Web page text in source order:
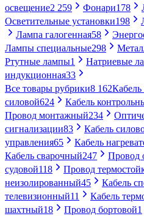
освещение2 259 Фонари178
Осветительные установки198
Лампа галогенная58
Лампы специальные298
Ртутные лампы1 Натриевые
индукционная33
Все товары рубрики8 162Кабель
силовой624 Кабель
Провод монтажный234
сигнализации83 Кабель
управления65 Кабель
Кабель сварочный247 Провод
судовой118 Провод
неизолированный45 Кабель
телевизионный11 Кабель
шахтный18 Провод бортовой1